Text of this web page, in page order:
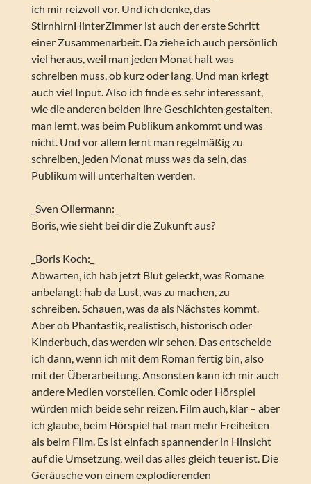
ich mir reizvoll vor. Und ich denke, das
StirnhirnHinterZimmer ist auch der erste Schritt
einer Zusammenarbeit. Da ziehe ich auch persönlich
viel heraus, weil man jeden Monat halt was
schreiben muss, ob kurz oder lang. Und man kriegt
auch viel Input. Also ich finde es sehr interessant,
wie die anderen beiden ihre Geschichten gestalten,
man lernt, was beim Publikum ankommt und was
nicht. Und vor allem lernt man regelmäßig zu
schreiben, jeden Monat muss was da sein, das
Publikum will unterhalten werden.
_Sven Ollermann:_
Boris, wie sieht bei dir die Zukunft aus?
_Boris Koch:_
Abwarten, ich hab jetzt Blut geleckt, was Romane
anbelangt; hab da Lust, was zu machen, zu
schreiben. Schauen, was da als Nächstes kommt.
Aber ob Phantastik, realistisch, historisch oder
Kinderbuch, das werden wir sehen. Das entscheide
ich dann, wenn ich mit dem Roman fertig bin, also
mit der Überarbeitung. Ansonsten kann ich mir auch
andere Medien vorstellen. Comic oder Hörspiel
würden mich beide sehr reizen. Film auch, klar – aber
ich glaube, beim Hörspiel hat man mehr Freiheiten
als beim Film. Es ist einfach spannender in Hinsicht
auf die Umsetzung, weil das alles gleich teuer ist. Die
Geräusche von einem explodierenden